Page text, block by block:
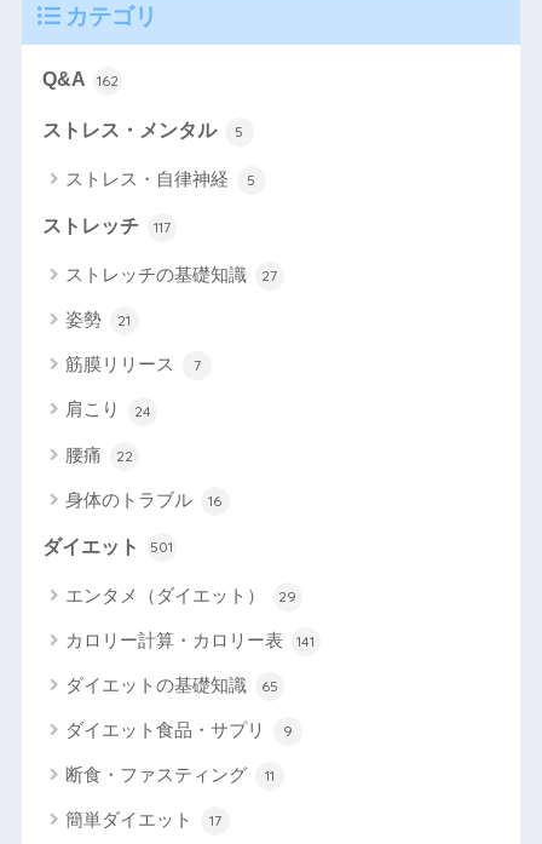
カテゴリ
Q&A 162
ストレス・メンタル 5
ストレス・自律神経 5
ストレッチ 117
ストレッチの基礎知識 27
姿勢 21
筋膜リリース 7
肩こり 24
腰痛 22
身体のトラブル 16
ダイエット 501
エンタメ（ダイエット） 29
カロリー計算・カロリー表 141
ダイエットの基礎知識 65
ダイエット食品・サプリ 9
断食・ファスティング 11
簡単ダイエット 17